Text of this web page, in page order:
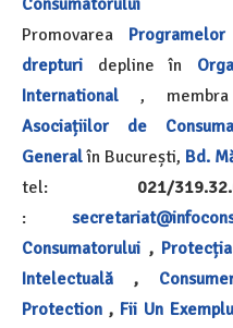
Consumatorului
Promovarea Programelor
drepturi
depline în
International ,
Asociațiilor de
General în București, Bd.
tel:
021/
:
Consumatorului ,
Intelectuală
,
Protection , Fii Un Exemplu